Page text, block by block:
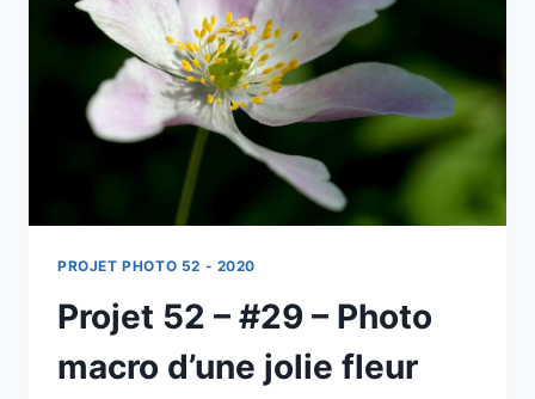
PROJET PHOTO 52 - 2020
Projet 52 – #29 – Photo
macro d’une jolie fleur